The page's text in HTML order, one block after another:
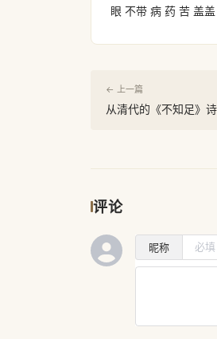
眼 不带 病 药 苦 盖盖
← 上一篇
从清代的《不知足》
评论
昵称